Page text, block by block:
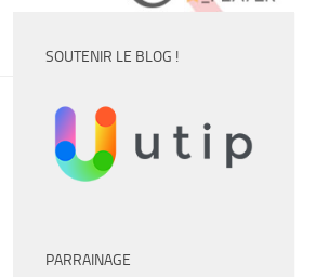
SOUTENIR LE BLOG !
PARRAINAGE